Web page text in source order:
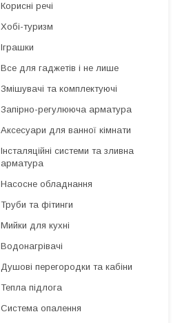
Корисні речі
Хобі-туризм
Іграшки
Все для гаджетів і не лише
Змішувачі та комплектуючі
Запірно-регулююча арматура
Аксесуари для ванної кімнати
Інсталяційні системи та зливна
арматура
Насосне обладнання
Труби та фітинги
Мийки для кухні
Водонагрівачі
Душові перегородки та кабіни
Тепла підлога
Система опалення